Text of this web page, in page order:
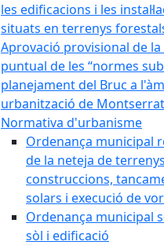
les edificacions i les
situats en terrenys
Aprovació provisional de
puntual de les “normes
planejament del Bruc a
urbanització de
Normativa d'urbanisme
Ordenança municipal
de la neteja de
construccions,
solars i execució de
Ordenança municipal
sòl i edificació